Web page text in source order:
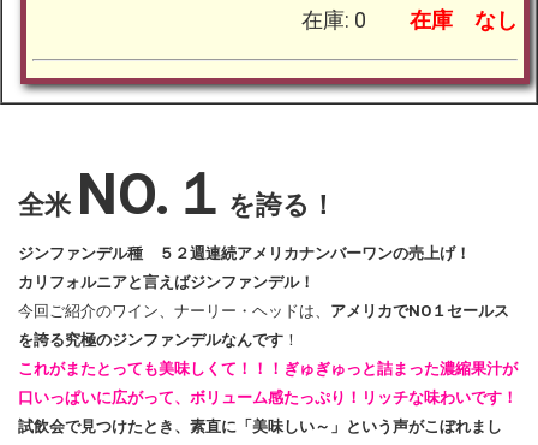
在庫: 0 在庫 なし
全米 NO.１ を誇る！
ジンファンデル種 ５２週連続アメリカナンバーワンの売上げ！
カリフォルニアと言えばジンファンデル！
今回ご紹介のワイン、ナーリー・ヘッドは、 アメリカでNO１セールス
を誇る究極のジンファンデルなんです ！
これがまたとっても美味しくて！！！ぎゅぎゅっと詰まった濃縮果汁が
口いっぱいに広がって、ボリューム感たっぷり！リッチな味わいです！
試飲会で見つけたとき、素直に「美味しい～」という声がこぼれまし